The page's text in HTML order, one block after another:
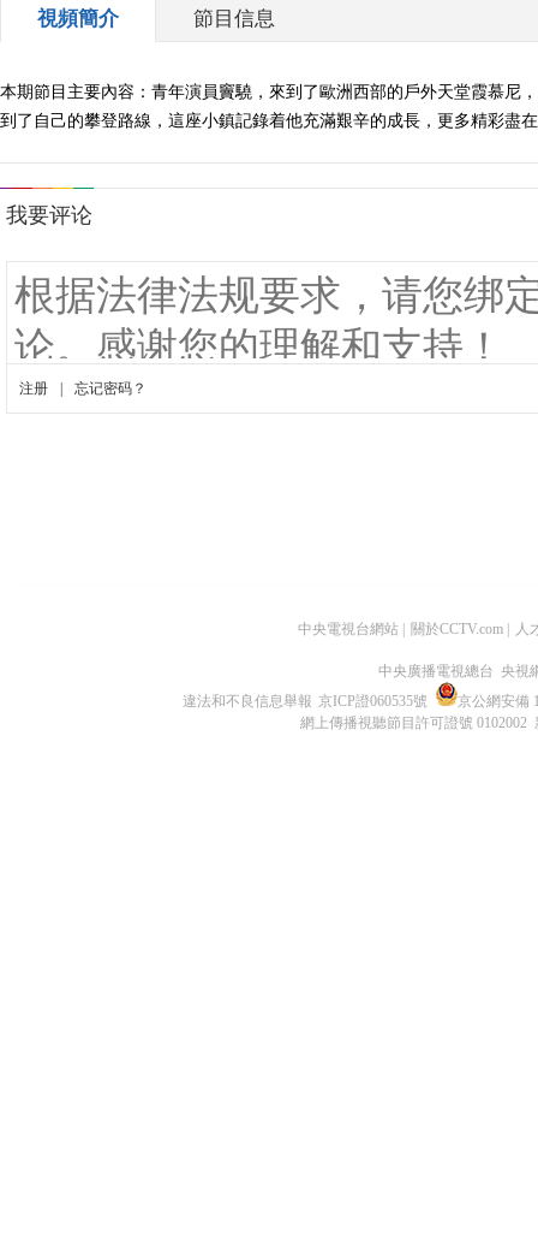
視頻簡介 節目信息
本期節目主要內容：青年演員竇驍，來到了歐洲西部的戶外天堂霞慕
到了自己的攀登路線，這座小鎮記錄着他充滿艱辛的成長，更多精彩盡
中央電視台網站 關於CCTV.com 人
中央廣播電視總台 央視
違法和不良信息舉報 京ICP證060535號
京公網安備
網上傳播視聽節目許可證號 0102002